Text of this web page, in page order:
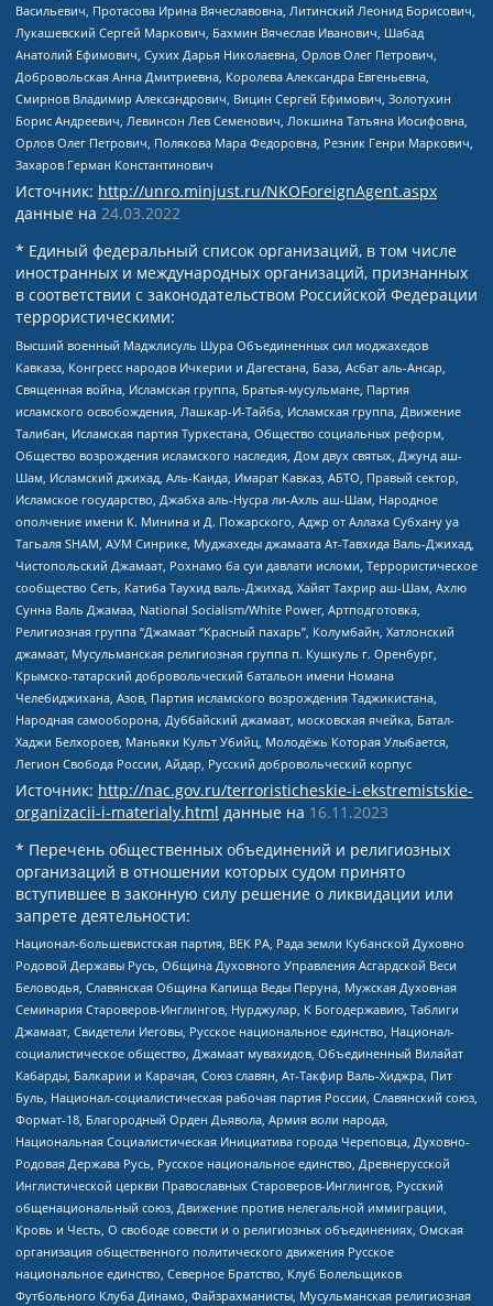
Васильевич, Протасова Ирина Вячеславовна, Литинский Леонид Борисович,
Лукашевский Сергей Маркович, Бахмин Вячеслав Иванович, Шабад
Анатолий Ефимович, Сухих Дарья Николаевна, Орлов Олег Петрович,
Добровольская Анна Дмитриевна, Королева Александра Евгеньевна,
Смирнов Владимир Александрович, Вицин Сергей Ефимович, Золотухин
Борис Андреевич, Левинсон Лев Семенович, Локшина Татьяна Иосифовна,
Орлов Олег Петрович, Полякова Мара Федоровна, Резник Генри Маркович,
Захаров Герман Константинович
Источник: http://unro.minjust.ru/NKOForeignAgent.aspx
данные на 24.03.2022
* Единый федеральный список организаций, в том числе
иностранных и международных организаций, признанных
в соответствии с законодательством Российской Федерации
террористическими:
Высший военный Маджлисуль Шура Объединенных сил моджахедов
Кавказа, Конгресс народов Ичкерии и Дагестана, База, Асбат аль-Ансар,
Священная война, Исламская группа, Братья-мусульмане, Партия
исламского освобождения, Лашкар-И-Тайба, Исламская группа, Движение
Талибан, Исламская партия Туркестана, Общество социальных реформ,
Общество возрождения исламского наследия, Дом двух святых, Джунд аш-
Шам, Исламский джихад, Аль-Каида, Имарат Кавказ, АБТО, Правый сектор,
Исламское государство, Джабха аль-Нусра ли-Ахль аш-Шам, Народное
ополчение имени К. Минина и Д. Пожарского, Аджр от Аллаха Субхану уа
Тагьаля SHAM, АУМ Синрике, Муджахеды джамаата Ат-Тавхида Валь-Джихад,
Чистопольский Джамаат, Рохнамо ба суи давлати исломи, Террористическое
сообщество Сеть, Катиба Таухид валь-Джихад, Хайят Тахрир аш-Шам, Ахлю
Сунна Валь Джамаа, National Socialism/White Power, Артподготовка,
Религиозная группа “Джамаат “Красный пахарь”, Колумбайн, Хатлонский
джамаат, Мусульманская религиозная группа п. Кушкуль г. Оренбург,
Крымско-татарский добровольческий батальон имени Номана
Челебиджихана, Азов, Партия исламского возрождения Таджикистана,
Народная самооборона, Дуббайский джамаат, московская ячейка, Батал-
Хаджи Белхороев, Маньяки Культ Убийц, Молодёжь Которая Улыбается,
Легион Свобода России, Айдар, Русский добровольческий корпус
Источник: http://nac.gov.ru/terroristicheskie-i-ekstremistskie-
organizacii-i-materialy.html данные на 16.11.2023
* Перечень общественных объединений и религиозных
организаций в отношении которых судом принято
вступившее в законную силу решение о ликвидации или
запрете деятельности:
Национал-большевистская партия, ВЕК РА, Рада земли Кубанской Духовно
Родовой Державы Русь, Община Духовного Управления Асгардской Веси
Беловодья, Славянская Община Капища Веды Перуна, Мужская Духовная
Семинария Староверов-Инглингов, Нурджулар, К Богодержавию, Таблиги
Джамаат, Свидетели Иеговы, Русское национальное единство, Национал-
социалистическое общество, Джамаат мувахидов, Объединенный Вилайат
Кабарды, Балкарии и Карачая, Союз славян, Ат-Такфир Валь-Хиджра, Пит
Буль, Национал-социалистическая рабочая партия России, Славянский союз,
Формат-18, Благородный Орден Дьявола, Армия воли народа,
Национальная Социалистическая Инициатива города Череповца, Духовно-
Родовая Держава Русь, Русское национальное единство, Древнерусской
Инглистической церкви Православных Староверов-Инглингов, Русский
общенациональный союз, Движение против нелегальной иммиграции,
Кровь и Честь, О свободе совести и о религиозных объединениях, Омская
организация общественного политического движения Русское
национальное единство, Северное Братство, Клуб Болельщиков
Футбольного Клуба Динамо, Файзрахманисты, Мусульманская религиозная